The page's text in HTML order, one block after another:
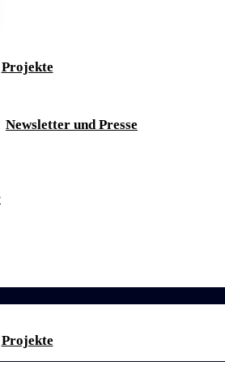
Projekte
Newsletter und Presse
Projekte